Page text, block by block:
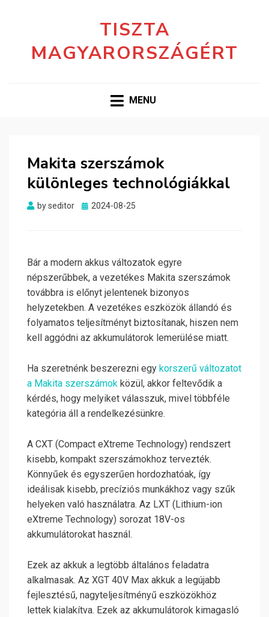
TISZTA
MAGYARORSZÁGÉRT
MENU
Makita szerszámok
különleges technológiákkal
byseditor
Posted
2024-08-25
Bár a modern akkus változatok egyre
népszerűbbek, a vezetékes Makita szerszámok
továbbra is előnyt jelentenek bizonyos
helyzetekben. A vezetékes eszközök állandó és
folyamatos teljesítményt biztosítanak, hiszen nem
kell aggódni az akkumulátorok lemerülése miatt.
Ha szeretnénk beszerezni egy korszerű változatot
a Makita szerszámok közül, akkor feltevődik a
kérdés, hogy melyiket válasszuk, mivel többféle
kategória áll a rendelkezésünkre.
A CXT (Compact eXtreme Technology) rendszert
kisebb, kompakt szerszámokhoz tervezték.
Könnyűek és egyszerűen hordozhatóak, így
ideálisak kisebb, precíziós munkákhoz vagy szűk
helyeken való használatra. Az LXT (Lithium-ion
eXtreme Technology) sorozat 18V-os
akkumulátorokat használ.
Ezek az akkuk a legtöbb általános feladatra
alkalmasak. Az XGT 40V Max akkuk a legújabb
fejlesztésű, nagyteljesítményű eszközökhöz
lettek kialakítva. Ezek az akkumulátorok kimagasló